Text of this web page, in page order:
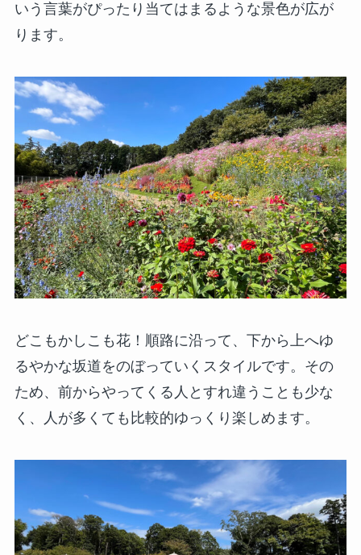
いう言葉がぴったり当てはまるような景色が広が
ります。
どこもかしこも花！順路に沿って、下から上へゆ
るやかな坂道をのぼっていくスタイルです。その
ため、前からやってくる人とすれ違うことも少な
く、人が多くても比較的ゆっくり楽しめます。